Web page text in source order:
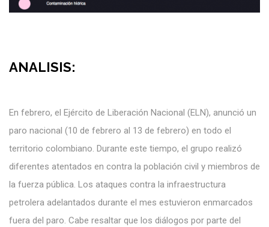
ANALISIS:
En febrero, el Ejército de Liberación Nacional (ELN), anunció un
paro nacional (10 de febrero al 13 de febrero) en todo el
territorio colombiano. Durante este tiempo, el grupo realizó
diferentes atentados en contra la población civil y miembros de
la fuerza pública. Los ataques contra la infraestructura
petrolera adelantados durante el mes estuvieron enmarcados
fuera del paro. Cabe resaltar que los diálogos por parte del